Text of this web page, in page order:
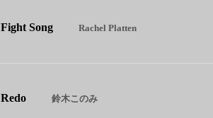
Fight Song Rachel Platten
Redo 鈴木このみ